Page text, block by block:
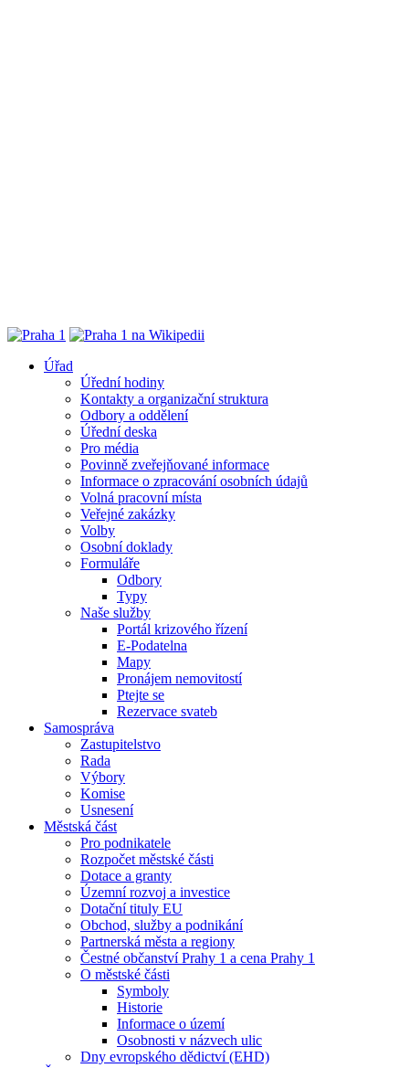
Úřad
Úřední hodiny
Kontakty a organizační struktura
Odbory a oddělení
Úřední deska
Pro média
Povinně zveřejňované informace
Informace o zpracování osobních údajů
Volná pracovní místa
Veřejné zakázky
Volby
Osobní doklady
Formuláře
Odbory
Typy
Naše služby
Portál krizového řízení
E-Podatelna
Mapy
Pronájem nemovitostí
Ptejte se
Rezervace svateb
Samospráva
Zastupitelstvo
Rada
Výbory
Komise
Usnesení
Městská část
Pro podnikatele
Rozpočet městské části
Dotace a granty
Územní rozvoj a investice
Dotační tituly EU
Obchod, služby a podnikání
Partnerská města a regiony
Čestné občanství Prahy 1 a cena Prahy 1
O městské části
Symboly
Historie
Informace o území
Osobnosti v názvech ulic
Dny evropského dědictví (EHD)